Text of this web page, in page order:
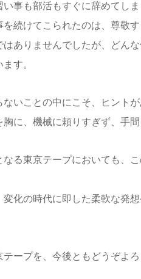
事も部活もすぐに辞めてし
続けてこられたのは、尊敬
はありませんでしたが、どん
す。
ないことの中にこそ、ヒントが
に、機械に頼りすぎず、手
なる東京テープにおいても、
変化の時代に即した柔軟な発
ープを、今後ともどうぞよろ